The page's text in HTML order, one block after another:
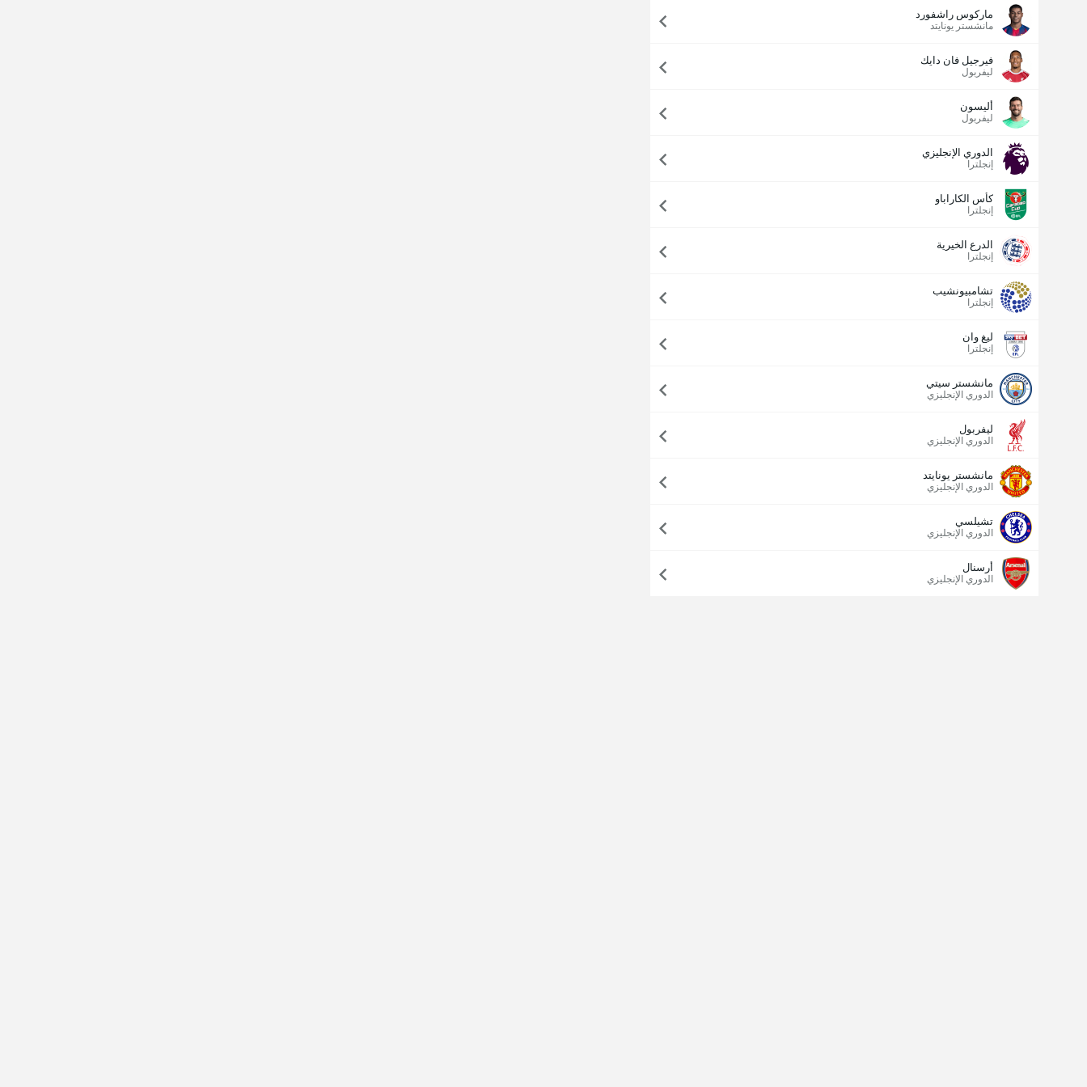
ماركوس راشفورد
مانشستر يونايتد
فيرجيل فان دايك
ليفربول
أليسون
ليفربول
الدوري الإنجليزي
إنجلترا
كأس الكاراباو
إنجلترا
الدرع الخيرية
إنجلترا
تشامبيونشيب
إنجلترا
ليغ وان
إنجلترا
مانشستر سيتي
الدوري الإنجليزي
ليفربول
الدوري الإنجليزي
مانشستر يونايتد
الدوري الإنجليزي
تشيلسي
الدوري الإنجليزي
أرسنال
الدوري الإنجليزي